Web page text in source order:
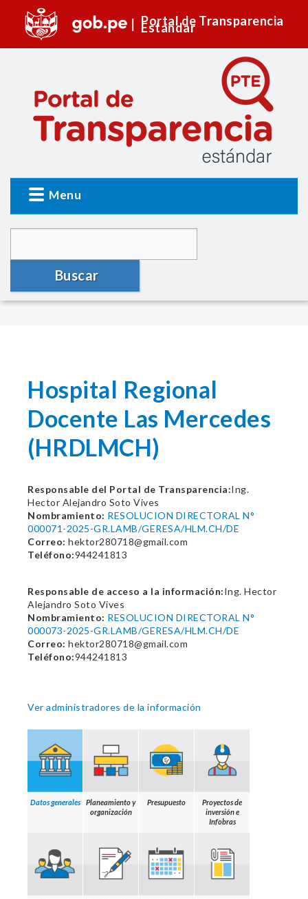
Portal de Transparencia
Estándar
Menu
Buscar
Hospital Regional
Docente Las Mercedes
(HRDLMCH)
Responsable del Portal de Transparencia:Ing.
Hector Alejandro Soto Vives
Nombramiento: RESOLUCION DIRECTORAL N°
000071-2025-GR.LAMB/GERESA/HLM.CH/DE
Correo: hektor280718@gmail.com
Teléfono:944241813
Responsable de acceso a la información:Ing. Hector
Alejandro Soto Vives
Nombramiento: RESOLUCION DIRECTORAL N°
000073-2025-GR.LAMB/GERESA/HLM.CH/DE
Correo: hektor280718@gmail.com
Teléfono:944241813
Ver administradores de la información
Datos generales
Planeamiento y
organización
Presupuesto
Proyectos de
inversión e
Infobras